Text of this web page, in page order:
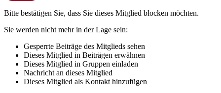
Bitte bestätigen Sie, dass Sie dieses Mitglied blocken möchten.
Sie werden nicht mehr in der Lage sein:
Gesperrte Beiträge des Mitglieds sehen
Dieses Mitglied in Beiträgen erwähnen
Dieses Mitglied in Gruppen einladen
Nachricht an dieses Mitglied
Dieses Mitglied als Kontakt hinzufügen